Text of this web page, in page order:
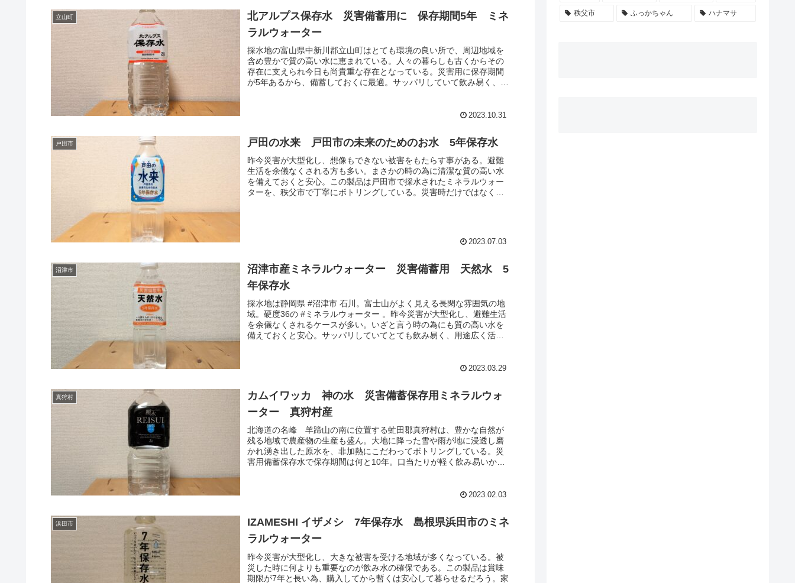
立山町
北アルプス保存水 災害備蓄用に 保存期間5年 ミネ
ラルウォーター
採水地の富山県中新川郡立山町はとても環境の良い所で、周辺地域を
含め豊かで質の高い水に恵まれている。人々の暮らしも古くからその
存在に支えられ今日も尚貴重な存在となっている。災害用に保存期間
が5年あるから、備蓄しておくに最適。サッパリしていて飲み易く、グ
2023.10.31
戸田市 戸田の水来 戸田市の未来のためのお水 5年保存水
昨今災害が大型化し、想像もできない被害をもたらす事がある。避難
生活を余儀なくされる方も多い。まさかの時の為に清潔な質の高い水
を備えておくと安心。この製品は戸田市で採水されたミネラルウォー
ターを、秩父市で丁寧にボトリングしている。災害時だけではなく、
2023.07.03
沼津市
沼津市産ミネラルウォーター 災害備蓄用 天然水 5
年保存水
採水地は静岡県 #沼津市 石川。富士山がよく見える長閑な雰囲気の地
域。硬度36の #ミネラルウォーター 。昨今災害が大型化し、避難生活
を余儀なくされるケースが多い。いざと言う時の為にも質の高い水を
備えておくと安心。サッパリしていてとても飲み易く、用途広く活躍
2023.03.29
真狩村
カムイワッカ 神の水 災害備蓄保存用ミネラルウォ
ーター 真狩村産
北海道の名峰 羊蹄山の南に位置する虻田郡真狩村は、豊かな自然が
残る地域で農産物の生産も盛ん。大地に降った雪や雨が地に浸透し磨
かれ湧き出した原水を、非加熱にこだわってボトリングしている。災
害用備蓄保存水で保存期間は何と10年。口当たりが軽く飲み易いから
2023.02.03
浜田市
IZAMESHI イザメシ 7年保存水 島根県浜田市のミネ
ラルウォーター
昨今災害が大型化し、大きな被害を受ける地域が多くなっている。被
災した時に何よりも重要なのが飲み水の確保である。この製品は賞味
期限が7年と長い為、購入してから暫くは安心して暮らせるだろう。家
秩父市 ふっかちゃん ハナマサ